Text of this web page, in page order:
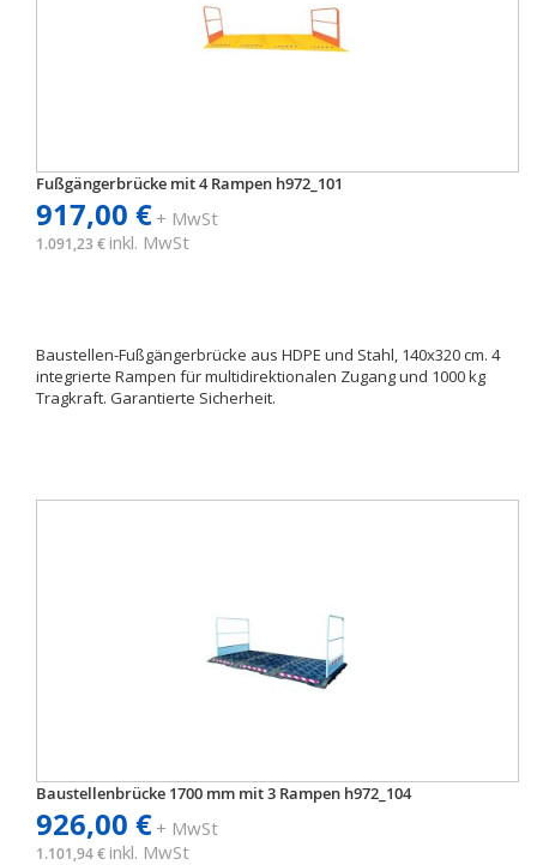
Fußgängerbrücke mit 4 Rampen h972_101
917,00 €+ MwSt
1.091,23 € inkl. MwSt
Baustellen-Fußgängerbrücke aus HDPE und Stahl, 140x320 cm. 4
integrierte Rampen für multidirektionalen Zugang und 1000 kg
Tragkraft. Garantierte Sicherheit.
Baustellenbrücke 1700 mm mit 3 Rampen h972_104
926,00 €+ MwSt
1.101,94 € inkl. MwSt